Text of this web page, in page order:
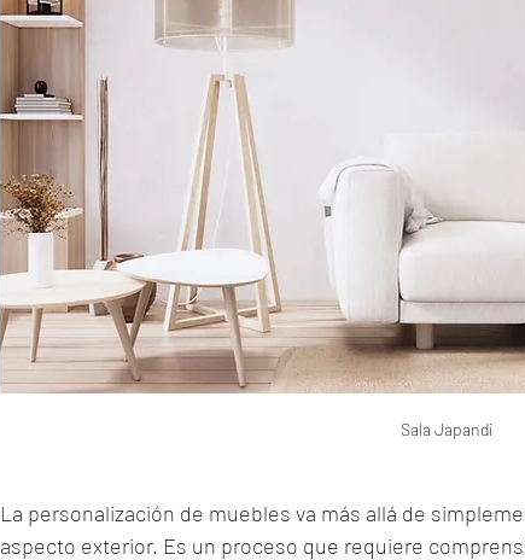
Sala Japandi
La personalización de muebles va más allá de
aspecto exterior. Es un proceso que requiere